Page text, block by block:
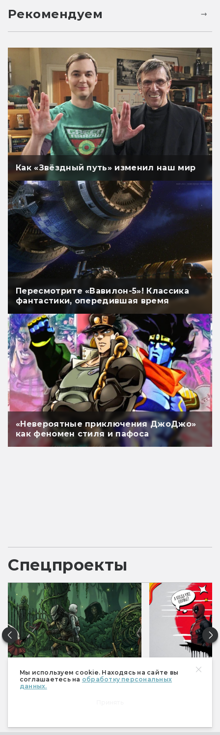
Мы используем cookie. Находясь на сайте вы
соглашаетесь на обработку персональных
данных.
Рекомендуем
Как «Звёздный путь» изменил наш мир
Пересмотрите «Вавилон-5»! Классика
фантастики, опередившая время
«Невероятные приключения ДжоДжо»
как феномен стиля и пафоса
Спецпроекты
Фантастические итоги 2025 Фантастические